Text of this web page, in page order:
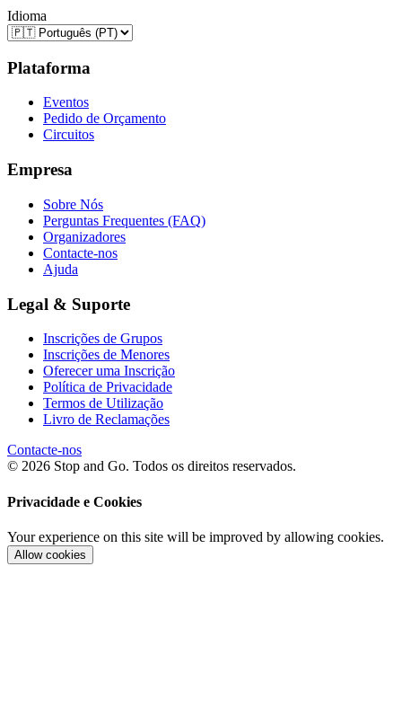
Idioma
Plataforma
Eventos
Pedido de Orçamento
Circuitos
Empresa
Sobre Nós
Perguntas Frequentes (FAQ)
Organizadores
Contacte-nos
Ajuda
Legal & Suporte
Inscrições de Grupos
Inscrições de Menores
Oferecer uma Inscrição
Política de Privacidade
Termos de Utilização
Livro de Reclamações
Contacte-nos
© 2026 Stop and Go. Todos os direitos reservados.
Privacidade e Cookies
Your experience on this site will be improved by allowing cookies.
Allow cookies